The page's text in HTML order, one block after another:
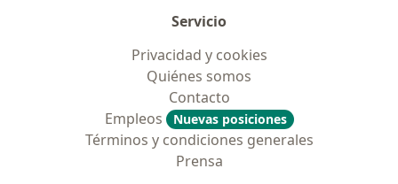
Servicio
Privacidad y cookies
Quiénes somos
Contacto
Empleos
Nuevas posiciones
Términos y condiciones generales
Prensa